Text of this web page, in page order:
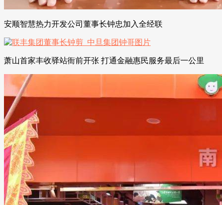
安顺智慧热力开发公司董事长钟忠加入全经联
萧山首家丰收驿站衙前开张 打通金融惠民服务最后一公里